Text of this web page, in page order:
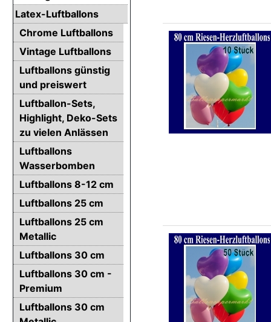
Latex-Luftballons
Chrome Luftballons
Vintage Luftballons
Luftballons günstig
und preiswert
Luftballon-Sets,
Highlight, Deko-Sets
zu vielen Anlässen
Luftballons
Wasserbomben
Luftballons 8-12 cm
Luftballons 25 cm
Luftballons 25 cm
Metallic
Luftballons 30 cm
Luftballons 30 cm -
Premium
Luftballons 30 cm